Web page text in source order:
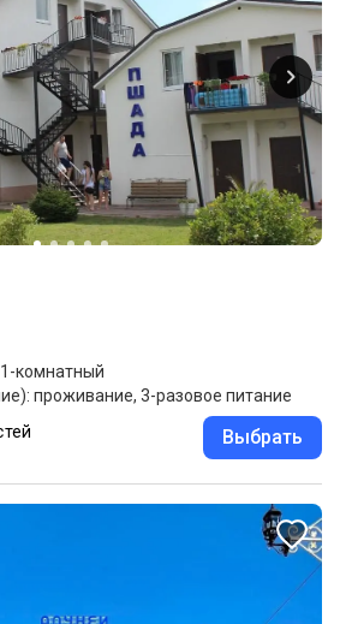
комнатный
проживание, 3-разовое питание
Выбрать